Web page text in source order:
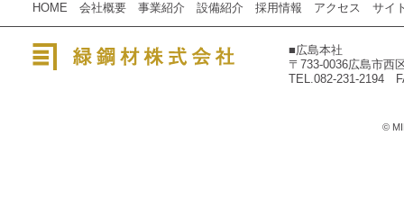
HOME 会社概要 事業紹介 設備紹介 採用情報 アクセス サイ
■広島本社
〒733-0036広島市西
TEL.082-231-2194
©